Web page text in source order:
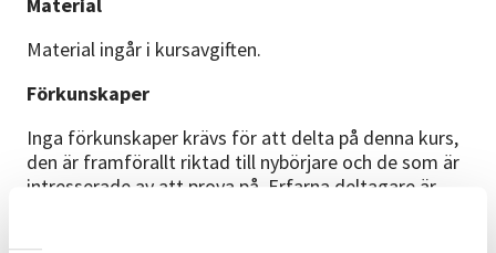
Material
Material ingår i kursavgiften.
Förkunskaper
Inga förkunskaper krävs för att delta på denna kurs,
den är framförallt riktad till nybörjare och de som är
intresserade av att prova på. Erfarna deltagare är